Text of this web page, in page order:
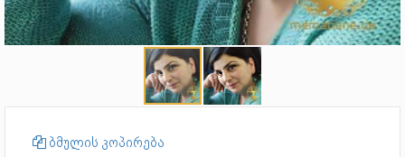
ბმულის კოპირება